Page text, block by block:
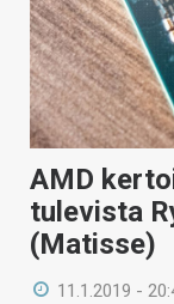
AMD
tulevista
(Matisse)
11.1.2019 -